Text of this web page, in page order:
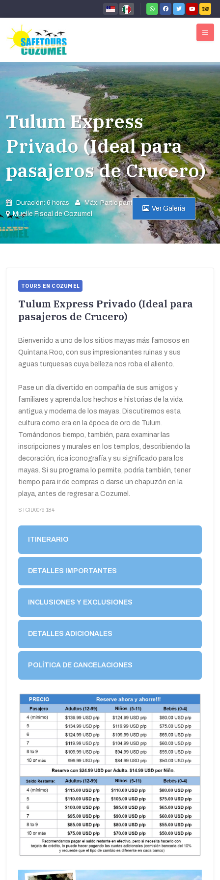
Tulum Express
Privado (Ideal para
pasajeros de Crucero)
Duración: 6 horas
Máx. Participantes: 13
Muelle Fiscal de Cozumel
Ver Galería
TOURS EN COZUMEL
Tulum Express Privado (Ideal para
pasajeros de Crucero)
Bienvenido a uno de los sitios mayas más famosos en
Quintana Roo, con sus impresionantes ruinas y sus
aguas turquesas cuya belleza nos roba el aliento.
Pase un día divertido en compañía de sus amigos y
familiares y aprenda los hechos e historias de la vida
antigua y moderna de los mayas. Discutiremos esta
cultura como era en la época de oro de Tulum.
Tomándonos tiempo, también, para examinar las
inscripciones y murales en los templos, describiendo la
decoración, rica iconografía y su significado para los
mayas. Si su programa lo permite, podría también, tener
tiempo para ir de compras o darse un chapuzón en la
playa, antes de regresar a Cozumel.
STCID0079-184
ITINERARIO
DETALLES IMPORTANTES
INCLUSIONES Y EXCLUSIONES
DETALLES ADICIONALES
POLÍTICA DE CANCELACIONES